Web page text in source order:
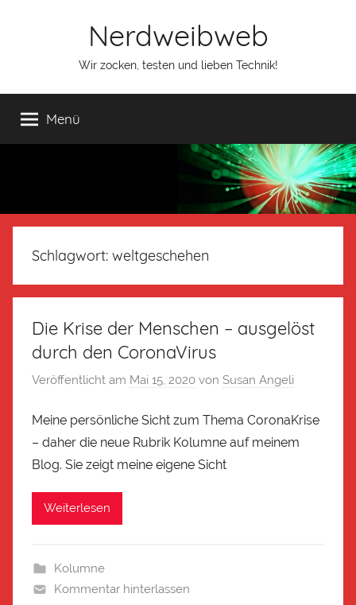
Nerdweibweb
Wir zocken, testen und lieben Technik!
Menü
Schlagwort: weltgeschehen
Die Krise der Menschen – ausgelöst
durch den CoronaVirus
Veröffentlicht am Mai 15, 2020 von Susan Angeli
Meine persönliche Sicht zum Thema CoronaKrise
– daher die neue Rubrik Kolumne auf meinem
Blog. Sie zeigt meine eigene Sicht
Weiterlesen
Kolumne
Kommentar hinterlassen